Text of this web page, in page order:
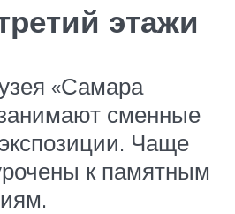
этажи
«Самара
сменные
Чаще
к памятным